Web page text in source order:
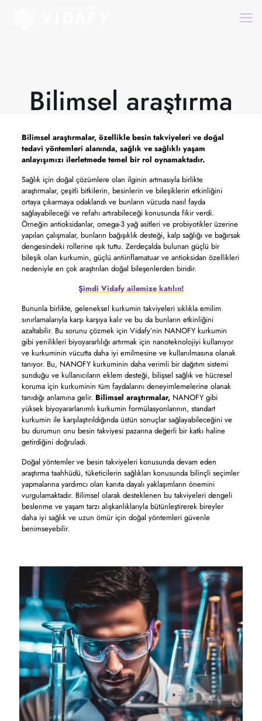
Bilimsel araştırma
Bilimsel araştırmalar,özellikle besin takviyeleri ve doğal
tedavi yöntemleri alanında, sağlık ve sağlıklı yaşam
anlayışımızı ilerletmede temel bir rol oynamaktadır.
Sağlık için doğal çözümlere olan ilginin artmasıyla birlikte
araştırmalar, çeşitli bitkilerin, besinlerin ve bileşiklerin etkinliğini
ortaya çıkarmaya odaklandı ve bunların vücuda nasıl fayda
sağlayabileceği ve refahı artırabileceği konusunda fikir verdi.
Örneğin antioksidanlar, omega-3 yağ asitleri ve probiyotikler üzerine
yapılan çalışmalar, bunların bağışıklık desteği, kalp sağlığı ve bağırsak
dengesindeki rollerine ışık tuttu. Zerdeçalda bulunan güçlü bir
bileşik olan kurkumin, güçlü antiinflamatuar ve antioksidan özellikleri
nedeniyle en çok araştırılan doğal bileşenlerden biridir.
Şimdi Vidafy ailemize katılın!
Bununla birlikte, geleneksel kurkumin takviyeleri sıklıkla emilim
sınırlamalarıyla karşı karşıya kalır ve bu da bunların etkinliğini
azaltabilir. Bu sorunu çözmek için Vidafy’nin NANOFY kurkumin
gibi yenilikleri biyoyararlılığı artırmak için nanoteknolojiyi kullanıyor
ve kurkuminin vücutta daha iyi emilmesine ve kullanılmasına olanak
tanıyor. Bu, NANOFY kurkuminin daha verimli bir dağıtım sistemi
sunduğu ve kullanıcıların eklem desteği, bilişsel sağlık ve hücresel
koruma için kurkuminin tüm faydalarını deneyimlemelerine olanak
tanıdığı anlamına gelir. Bilimsel araştırmalar,NANOFY gibi
yüksek biyoyararlanımlı kurkumin formülasyonlarının, standart
kurkumin ile karşılaştırıldığında üstün sonuçlar sağlayabileceğini ve
bu durumun onu besin takviyesi pazarına değerli bir katkı haline
getirdiğini doğruladı.
Doğal yöntemler ve besin takviyeleri konusunda devam eden
araştırma taahhüdü, tüketicilerin sağlıkları konusunda bilinçli seçimler
yapmalarına yardımcı olan kanıta dayalı yaklaşımların önemini
vurgulamaktadır. Bilimsel olarak desteklenen bu takviyeleri dengeli
beslenme ve yaşam tarzı alışkanlıklarıyla bütünleştirerek bireyler
daha iyi sağlık ve uzun ömür için doğal yöntemleri güvenle
benimseyebilir.